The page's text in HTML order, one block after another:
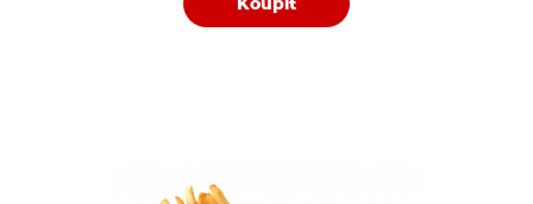
Koupit